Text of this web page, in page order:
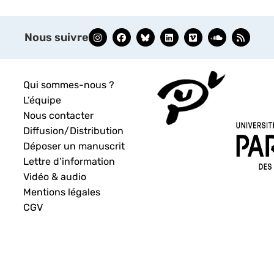
Nous suivre
Qui sommes-nous ?
L’équipe
Nous contacter
Diffusion/Distribution
Déposer un manuscrit
Lettre d’information
Vidéo & audio
Mentions légales
CGV